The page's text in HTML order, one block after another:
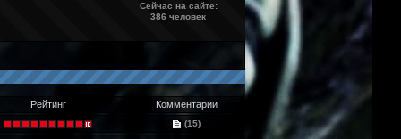
Сейчас на сайте:
386 человек
Рейтинг Комментарии
(15)